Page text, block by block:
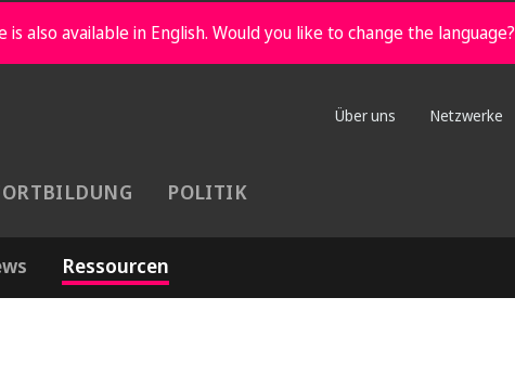
is also available in English. Would you like to change the language?
Über uns Netzwerke
POLITIK
Ressourcen